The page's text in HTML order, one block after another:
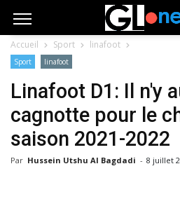
Accueil Sport linafoot
Sport linafoot
Linafoot D1: Il n'y
cagnotte pour le
saison 2021-2022
Par Hussein Utshu Al Bagdadi - 8 juillet